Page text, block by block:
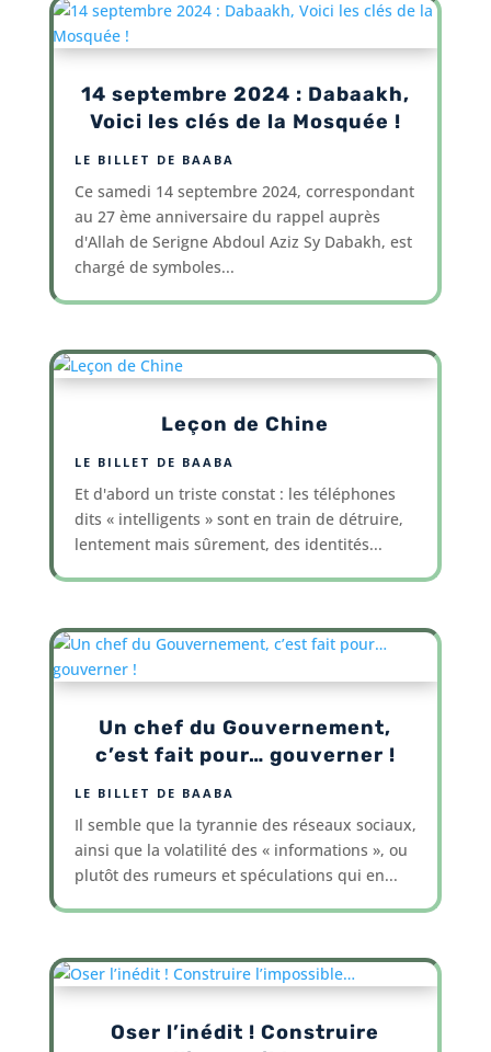
14 septembre 2024 : Dabaakh,
Voici les clés de la Mosquée !
LE BILLET DE BAABA
Ce samedi 14 septembre 2024, correspondant
au 27 ème anniversaire du rappel auprès
d'Allah de Serigne Abdoul Aziz Sy Dabakh, est
chargé de symboles...
Leçon de Chine
LE BILLET DE BAABA
Et d'abord un triste constat : les téléphones
dits « intelligents » sont en train de détruire,
lentement mais sûrement, des identités...
Un chef du Gouvernement,
c’est fait pour… gouverner !
LE BILLET DE BAABA
Il semble que la tyrannie des réseaux sociaux,
ainsi que la volatilité des « informations », ou
plutôt des rumeurs et spéculations qui en...
Oser l’inédit ! Construire